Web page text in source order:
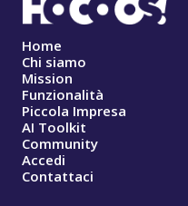
Home
Chi siamo
Mission
Funzionalità
Piccola Impresa
AI Toolkit
Community
Accedi
Contattaci